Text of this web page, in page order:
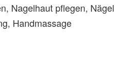
Nagelhaut pflegen, Nägel
Handmassage